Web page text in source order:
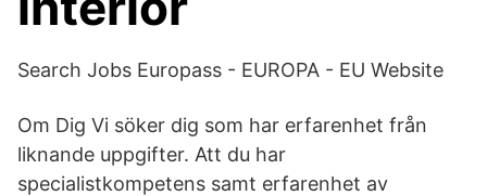
Search Jobs Europass - EUROPA - EU Website
Om Dig Vi söker dig som har erfarenhet från
liknande uppgifter. Att du har
specialistkompetens samt erfarenhet av